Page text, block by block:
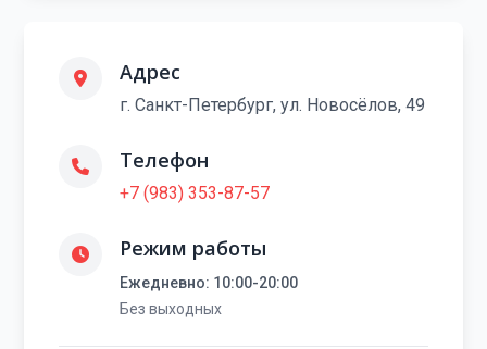
Адрес
г. Санкт-Петербург, ул. Новосёлов, 49
Телефон
+7 (983) 353-87-57
Режим работы
Ежедневно: 10:00-20:00
Без выходных